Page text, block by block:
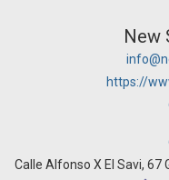
New
https://
Calle Alfonso X El Savi,